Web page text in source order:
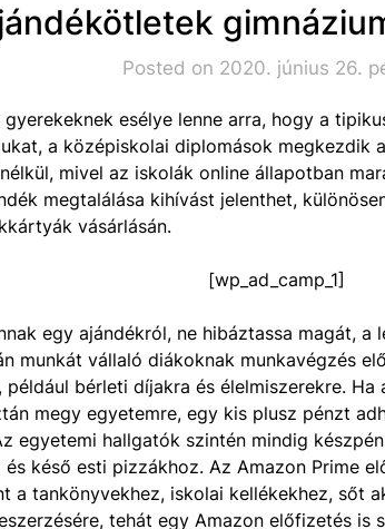
Posted on 2020. június 26.
esélye lenne arra, hogy a
a középiskolai diplomások megkezdik
mivel az iskolák online állapotban
megtalálása kihívást jelenthet,
vásárlásán.
[wp_ad_camp_1]
egy ajándékról, ne hibáztassa magát, a
munkát vállaló diákoknak munkavégzés
például bérleti díjakra és élelmiszerekre.
megy egyetemre, egy kis plusz pénzt
egyetemi hallgatók szintén mindig
késő esti pizzákhoz. Az Amazon Prime
a tankönyvekhez, iskolai kellékekhez, sőt
tehát egy Amazon előfizetés is